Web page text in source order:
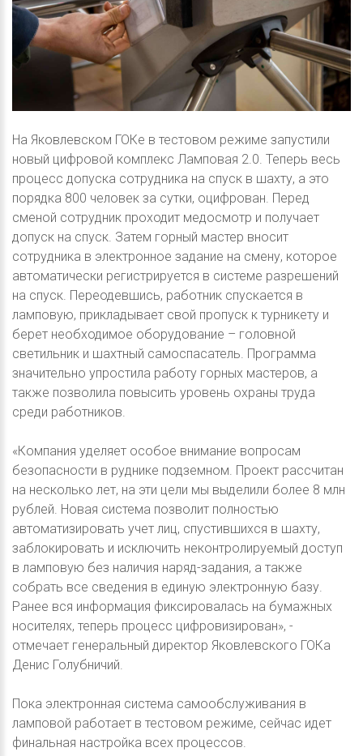
На Яковлевском ГОКе в тестовом режиме запустили
новый цифровой комплекс Ламповая 2.0. Теперь весь
процесс допуска сотрудника на спуск в шахту, а это
порядка 800 человек за сутки, оцифрован. Перед
сменой сотрудник проходит медосмотр и получает
допуск на спуск. Затем горный мастер вносит
сотрудника в электронное задание на смену, которое
автоматически регистрируется в системе разрешений
на спуск. Переодевшись, работник спускается в
ламповую, прикладывает свой пропуск к турникету и
берет необходимое оборудование – головной
светильник и шахтный самоспасатель. Программа
значительно упростила работу горных мастеров, а
также позволила повысить уровень охраны труда
среди работников.
«Компания уделяет особое внимание вопросам
безопасности в руднике подземном. Проект рассчитан
на несколько лет, на эти цели мы выделили более 8 млн
рублей. Новая система позволит полностью
автоматизировать учет лиц, спустившихся в шахту,
заблокировать и исключить неконтролируемый доступ
в ламповую без наличия наряд-задания, а также
собрать все сведения в единую электронную базу.
Ранее вся информация фиксировалась на бумажных
носителях, теперь процесс цифровизирован», -
отмечает генеральный директор Яковлевского ГОКа
Денис Голубничий.
Пока электронная система самообслуживания в
ламповой работает в тестовом режиме, сейчас идет
финальная настройка всех процессов.